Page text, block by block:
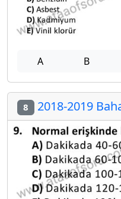
A B
8 2018-2019